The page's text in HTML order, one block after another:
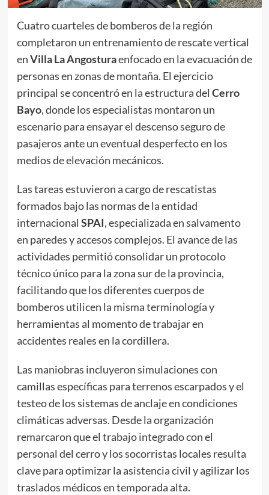
Cuatro cuarteles de bomberos de la región
completaron un entrenamiento de rescate vertical
enVilla La Angosturaenfocado en la evacuación de
personas en zonas de montaña. El ejercicio
principal se concentró en la estructura del Cerro
Bayo, donde los especialistas montaron un
escenario para ensayar el descenso seguro de
pasajeros ante un eventual desperfecto en los
medios de elevación mecánicos.
Las tareas estuvieron a cargo de rescatistas
formados bajo las normas de la entidad
internacional SPAI, especializada en salvamento
en paredes y accesos complejos. El avance de las
actividades permitió consolidar un protocolo
técnico único para la zona sur de la provincia,
facilitando que los diferentes cuerpos de
bomberos utilicen la misma terminología y
herramientas al momento de trabajar en
accidentes reales en la cordillera.
Las maniobras incluyeron simulaciones con
camillas específicas para terrenos escarpados y el
testeo de los sistemas de anclaje en condiciones
climáticas adversas. Desde la organización
remarcaron que el trabajo integrado con el
personal del cerro y los socorristas locales resulta
clave para optimizar la asistencia civil y agilizar los
traslados médicos en temporada alta.